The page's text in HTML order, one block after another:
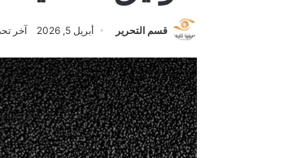
قسم التحرير أبريل 5, 2026 آخر